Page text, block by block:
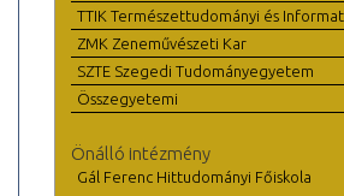
TTIK Természettudományi és
ZMK Zeneművészeti Kar
SZTE Szegedi Tudományegyetem
Összegyetemi
Önálló intézmény
Gál Ferenc Hittudományi Főiskola